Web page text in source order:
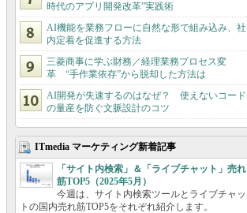
時代のアプリ開発改革”実践術
AI機能を業務フローに自然な形で組み込み、社
内定着を促進する方法
三菱商事に学ぶ財務／経理業務プロセス変
革 “手作業依存”から脱却した方法は
AI開発が失速するのはなぜ？ 使えないコード
の量産を防ぐ文脈設計のコツ
ITmedia マーケティング新着記事
「サイト内検索」＆「ライブチャット」売れ
筋TOP5（2025年5月）
今週は、サイト内検索ツールとライブチャッ
トの国内売れ筋TOP5をそれぞれ紹介します。